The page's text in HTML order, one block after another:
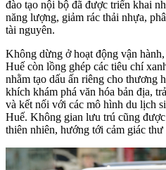
đào tạo nội bộ đã được triển khai
năng lượng, giảm rác thải nhựa,
tài nguyên.
Không dừng ở hoạt động vận
Huế còn lồng ghép các tiêu chí
nhằm tạo dấu ấn riêng cho thương
khích khám phá văn hóa bản địa,
và kết nối với các mô hình du lịch
Huế. Không gian lưu trú cũng
thiên nhiên, hướng tới cảm giác